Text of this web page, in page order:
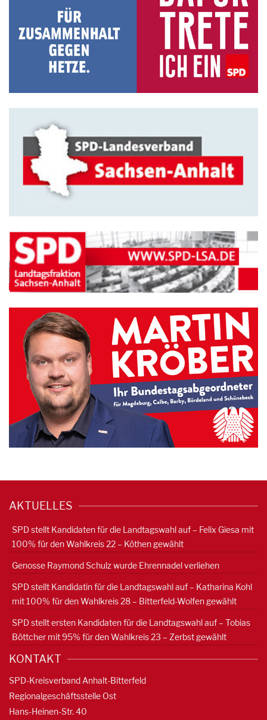
AKTUELLES
SPD stellt Kandidaten für die Landtagswahl auf – Felix Giesa mit
100% für den Wahlkreis 22 – Köthen gewählt
Genosse Raymond Schulz wurde Ehrennadel verliehen
SPD stellt Kandidatin für die Landtagswahl auf – Katharina Kohl
mit 100% für den Wahlkreis 28 – Bitterfeld-Wolfen gewählt
SPD stellt ersten Kandidaten für die Landtagswahl auf – Tobias
Böttcher mit 95% für den Wahlkreis 23 – Zerbst gewählt
KONTAKT
SPD-Kreisverband Anhalt-Bitterfeld
Regionalgeschäftsstelle Ost
Hans-Heinen-Str. 40